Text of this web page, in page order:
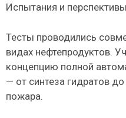
Испытания и перспективы
Тесты проводились
видах нефтепродуктов.
концепцию полной
— от синтеза гидратов
пожара.